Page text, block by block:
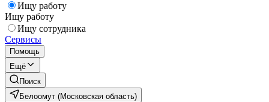
Ищу работу
Ищу работу
Ищу сотрудника
Сервисы
Помощь
Ещё
Поиск
Белоомут (Московская область)